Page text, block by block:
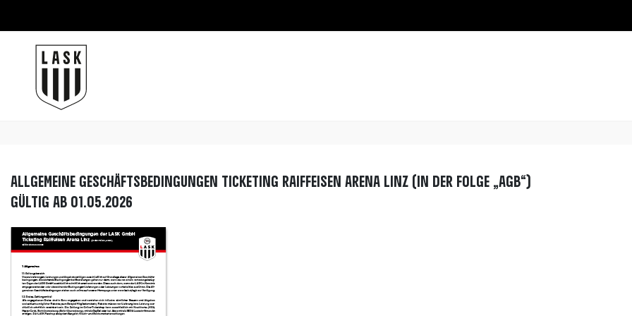
Allgemeine Geschäftsbedingungen Ticketing Raiffeisen Arena Linz (in der Folge „AGB“)
Gültig ab 01.05.2026